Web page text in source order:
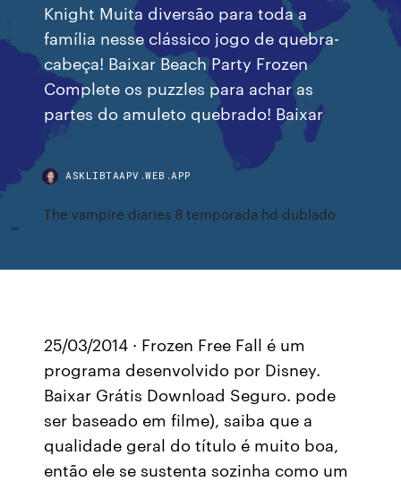
Knight Muita diversão para toda a
família nesse clássico jogo de quebra-
cabeça! Baixar Beach Party Frozen
Complete os puzzles para achar as
partes do amuleto quebrado! Baixar
ASKLIBTAAPV.WEB.APP
The vampire diaries 8 temporada hd dublado
25/03/2014 · Frozen Free Fall é um
programa desenvolvido por Disney.
Baixar Grátis Download Seguro. pode
ser baseado em filme), saiba que a
qualidade geral do título é muito boa,
então ele se sustenta sozinha como um